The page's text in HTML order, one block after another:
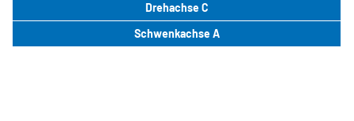
Drehachse C
Schwenkachse A